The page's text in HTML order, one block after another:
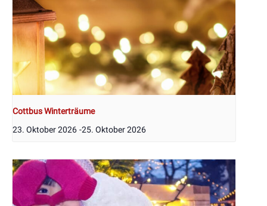
Cottbus Winterträume
23. Oktober 2026 -25. Oktober 2026